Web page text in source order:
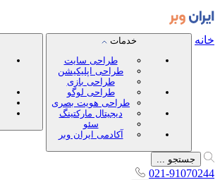
خانه
خدمات
طراحی سایت
طراحی اپلیکیشن
طراحی بازی
طراحی لوگو
طراحی هویت بصری
دیجیتال مارکتینگ
سئو
آکادمی ایران وبر
جستجو ...
021-91070244